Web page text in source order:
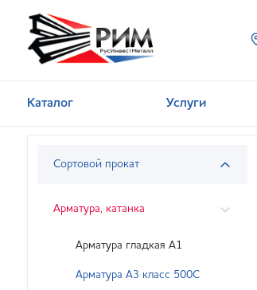
Каталог Услуги
Сортовой прокат
Арматура, катанка
Арматура гладкая А1
Арматура А3 класс 500С